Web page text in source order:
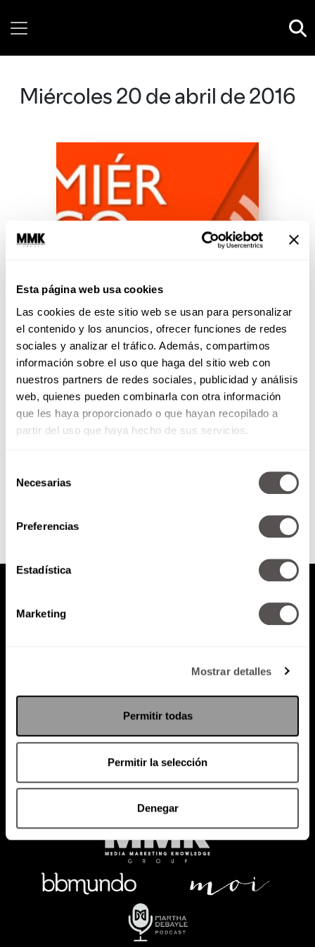
Esta página web usa cookies
Las cookies de este sitio web se usan para personalizar
el contenido y los anuncios, ofrecer funciones de redes
sociales y analizar el tráfico. Además, compartimos
información sobre el uso que haga del sitio web con
nuestros partners de redes sociales, publicidad y análisis
web, quienes pueden combinarla con otra información
que les haya proporcionado o que hayan recopilado a
partir del uso que haya hecho de sus servicios.
Necesarias
Preferencias
Estadística
Marketing
Mostrar detalles
Permitir todas
Permitir la selección
Denegar
Miércoles 20 de abril de 2016
Miércoles 20 de abril de 2016
Los 10 mandamientos del orden
Lo que comes afecta como te
sientes bbmudo: Qué hacer si tu
mascota no acepta...
Política de Privacidad
PODCAST RADIO MARTHA EVENTOS
SACA TU ID